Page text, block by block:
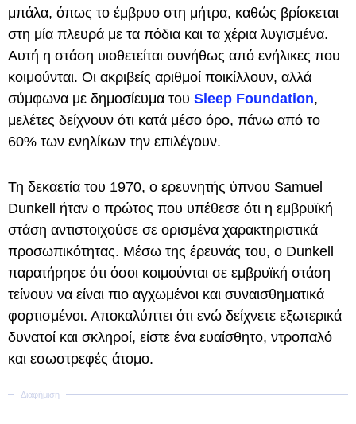
μπάλα, όπως το έμβρυο στη μήτρα, καθώς βρίσκεται
στη μία πλευρά με τα πόδια και τα χέρια λυγισμένα.
Αυτή η στάση υιοθετείται συνήθως από ενήλικες που
κοιμούνται. Οι ακριβείς αριθμοί ποικίλλουν, αλλά
σύμφωνα με δημοσίευμα του Sleep Foundation,
μελέτες δείχνουν ότι κατά μέσο όρο, πάνω από το
60% των ενηλίκων την επιλέγουν.
Τη δεκαετία του 1970, ο ερευνητής ύπνου Samuel
Dunkell ήταν ο πρώτος που υπέθεσε ότι η εμβρυϊκή
στάση αντιστοιχούσε σε ορισμένα χαρακτηριστικά
προσωπικότητας. Μέσω της έρευνάς του, ο Dunkell
παρατήρησε ότι όσοι κοιμούνται σε εμβρυϊκή στάση
τείνουν να είναι πιο αγχωμένοι και συναισθηματικά
φορτισμένοι. Αποκαλύπτει ότι ενώ δείχνετε εξωτερικά
δυνατοί και σκληροί, είστε ένα ευαίσθητο, ντροπαλό
και εσωστρεφές άτομο.